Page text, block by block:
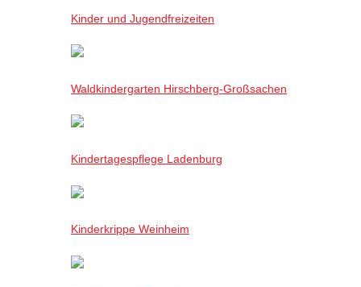
Kinder und Jugendfreizeiten
Waldkindergarten Hirschberg-Großsachen
Kindertagespflege Ladenburg
Kinderkrippe Weinheim